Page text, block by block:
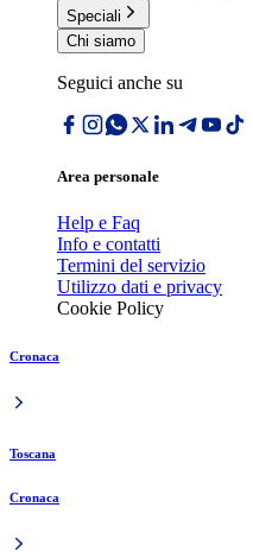
Speciali
Chi siamo
Seguici anche su
Area personale
Help e Faq
Info e contatti
Termini del servizio
Utilizzo dati e privacy
Cookie Policy
Cronaca
Toscana
Cronaca